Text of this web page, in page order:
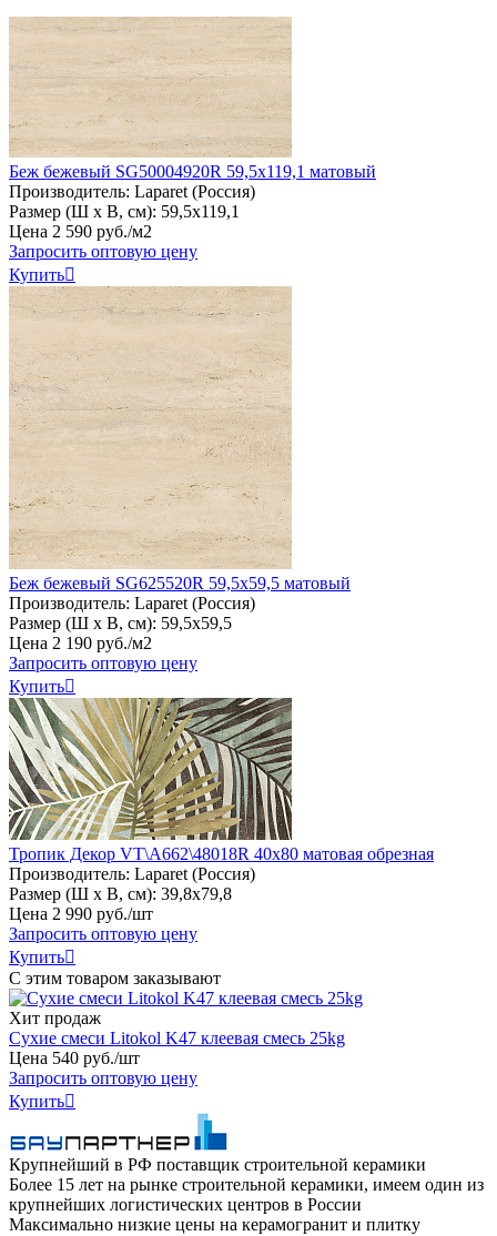
Беж бежевый SG50004920R 59,5х119,1 матовый
Производитель: Laparet (Россия)
Размер (Ш х В, см): 59,5х119,1
Цена 2 590 руб./м2
Запросить оптовую цену
Купить
Беж бежевый SG625520R 59,5х59,5 матовый
Производитель: Laparet (Россия)
Размер (Ш х В, см): 59,5х59,5
Цена 2 190 руб./м2
Запросить оптовую цену
Купить
Тропик Декор VT\A662\48018R 40х80 матовая обрезная
Производитель: Laparet (Россия)
Размер (Ш х В, см): 39,8х79,8
Цена 2 990 руб./шт
Запросить оптовую цену
Купить
С этим товаром заказывают
Хит продаж
Сухие смеси Litokol K47 клеевая смесь 25kg
Цена 540 руб./шт
Запросить оптовую цену
Купить
Крупнейший в РФ поставщик строительной керамики
Более 15 лет на рынке строительной керамики, имеем один из
крупнейших логистических центров в России
Максимально низкие цены на керамогранит и плитку